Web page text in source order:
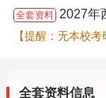
全套资料 2027年
【提醒：无本校考
全套资料信息